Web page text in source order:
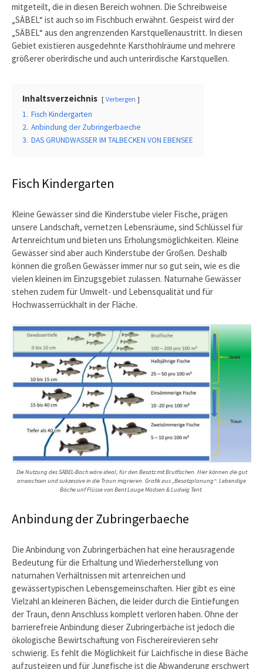
mitgeteilt, die in diesen Bereich wohnen. Die Schreibweise
„SÄBEL“ ist auch so im Fischbuch erwähnt. Gespeist wird der
„SÄBEL“ aus den angrenzenden Karstquellenaustritt. In diesen
Gebiet existieren ausgedehnte Karsthohlräume und mehrere
größerer oberirdische und auch unterirdische Karstquellen.
Inhaltsverzeichnis Verbergen
1. Fisch Kindergarten
2. Anbindung der Zubringerbaeche
3. DAS GRUNDWASSER IM TALBECKEN VON EBENSEE
Fisch Kindergarten
Kleine Gewässer sind die Kinderstube vieler Fische, prägen
unsere Landschaft, vernetzen Lebensräume, sind Schlüssel für
Artenreichtum und bieten uns Erholungsmöglichkeiten. Kleine
Gewässer sind aber auch Kinderstube der Großen. Deshalb
können die großen Gewässer immer nur so gut sein, wie es die
vielen kleinen im Einzugsgebiet zulassen. Naturnahe Gewässer
stehen zudem für Umwelt- und Lebensqualität und für
Hochwasserrückhalt in der Fläche.
Die Nutzung des SÄBEL-Bach wäre ideal, für den Besatz mit Brutfischen. Hier können die gut
anwachsen und sukzessive in die Traun migrieren. Grafik aus „Besatzplanung“: Lebendige
Bäche unf Flüsse von Bent Lauge Madsen & Ludwig Tent.
Anbindung der Zubringerbaeche
Die Anbindung von Zubringerbächen hat eine herausragende
Bedeutung für die Erhaltung und Wiederherstellung von
naturnahen Verhältnissen mit artenreichen und
gewässertypischen Lebensgemeinschaften. Hier gibt es eine
Vielzahl an kleineren Bächen, die leider durch die Eintiefungen
der Traun, denn Anschluss komplett verloren haben. Ohne der
barrierefreie Anbindung dieser Zubringerbäche ist jedoch die
ökologische Bewirtschaftung von Fischereirevieren sehr
schwierig. Es fehlt die Möglichkeit für Laichfische in diese Bäche
aufzusteigen und für Jungfische ist die Abwanderung erschwert